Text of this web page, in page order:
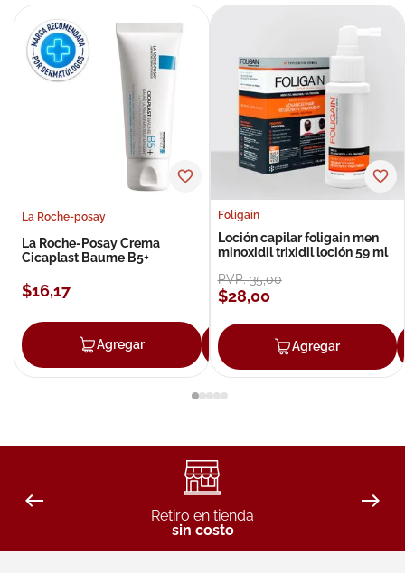
La Roche-posay
La Roche-Posay Crema
Cicaplast Baume B5+
$16,17
Agregar Agregar
Foligain
Loción capilar foligain men
minoxidil trixidil loción 59 ml
PVP:35,00
$28,00
Agregar
Retiro en tienda
sin costo